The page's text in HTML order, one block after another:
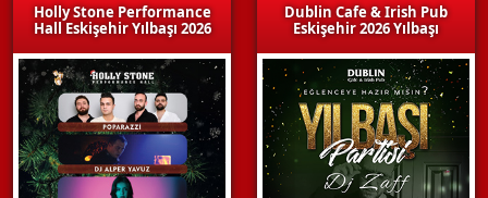
Holly Stone Performance
Hall Eskişehir Yılbaşı 2026
Dublin Cafe & Irish Pub
Eskişehir 2026 Yılbaşı